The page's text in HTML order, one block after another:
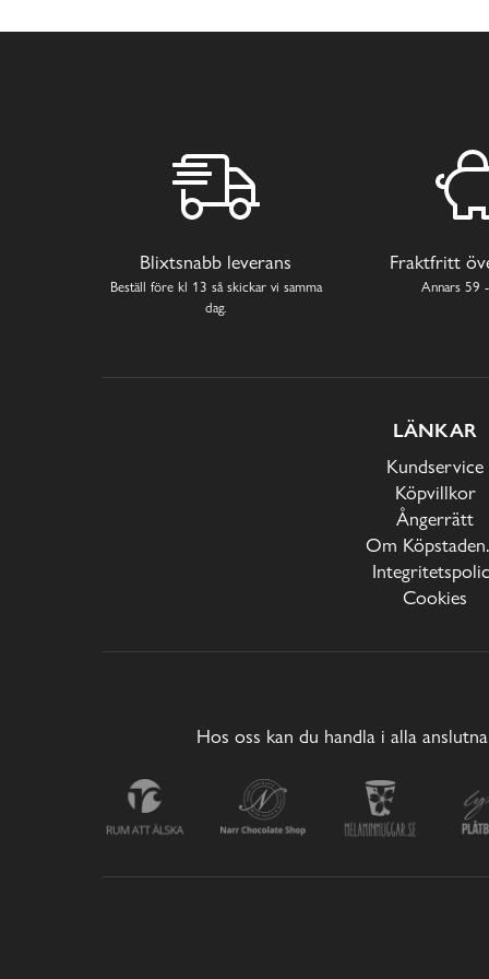
Blixtsnabb leverans
Beställ före kl 13 så skickar vi samma
dag.
Fraktfritt
Annars 59
LÄNKAR
Kundservice
Köpvillkor
Ångerrätt
Om
Cookies
Hos oss kan du handla i alla